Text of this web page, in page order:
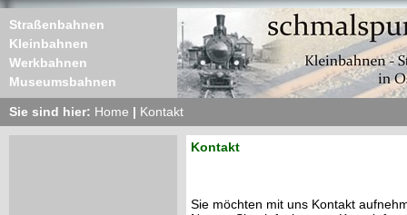
Straßenbahnen
Kleinbahnen
Werkbahnen
Museumsbahnen
Sie sind hier: Home | Kontakt
Kontakt
Sie möchten mit uns Kontakt